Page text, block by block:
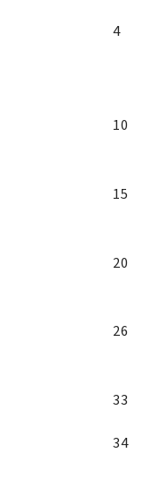
4
10
15
20
26
33
34